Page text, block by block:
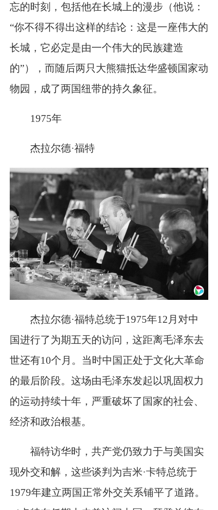
忘的时刻，包括他在长城上的漫步（他说：
“你不得不得出这样的结论：这是一座伟大的
长城，它必定是由一个伟大的民族建造
的”），而随后两只大熊猫抵达华盛顿国家动
物园，成了两国纽带的持久象征。
1975年
杰拉尔德·福特
杰拉尔德·福特总统于1975年12月对中
国进行了为期五天的访问，这距离毛泽东去
世还有10个月。当时中国正处于文化大革命
的最后阶段。这场由毛泽东发起以巩固权力
的运动持续十年，严重破坏了国家的社会、
经济和政治根基。
福特访华时，共产党仍致力于与美国实
现外交和解，这些谈判为吉米·卡特总统于
1979年建立两国正常外交关系铺平了道路。